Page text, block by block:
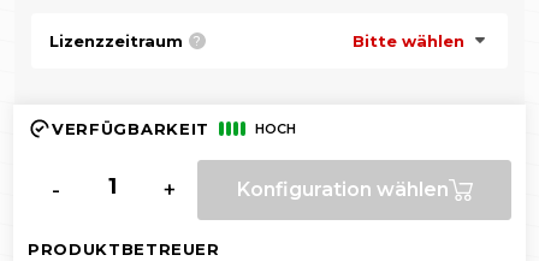
Lizenzzeitraum ? Bitte wählen
VERFÜGBARKEIT HOCH
- + Konfiguration wählen
PRODUKTBETREUER